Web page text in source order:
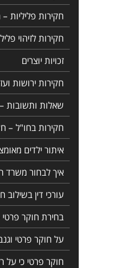
חקירות פליליות
חקירות לזיהוי
זכויות יוצרים
חקירות ירושות
שאלות ותשובות
חקירות בחו"ל –
איתור ילדים
איך לבחור משרד
עורכי דין בשילוב
בחירת חוקר פרטי
על חוקר פרטי
חוקר פרטי כי